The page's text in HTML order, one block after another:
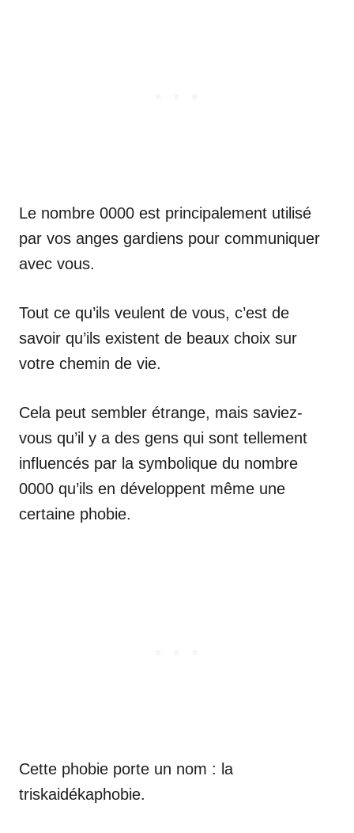
Le nombre 0000 est principalement utilisé
par vos anges gardiens pour communiquer
avec vous.
Tout ce qu’ils veulent de vous, c’est de
savoir qu’ils existent de beaux choix sur
votre chemin de vie.
Cela peut sembler étrange, mais saviez-
vous qu’il y a des gens qui sont tellement
influencés par la symbolique du nombre
0000 qu’ils en développent même une
certaine phobie.
Cette phobie porte un nom : la
triskaidékaphobie.